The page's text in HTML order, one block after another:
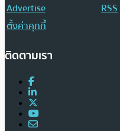
Advertise
RSS
ตั้งค่าคุกกี้
ติดตามเรา